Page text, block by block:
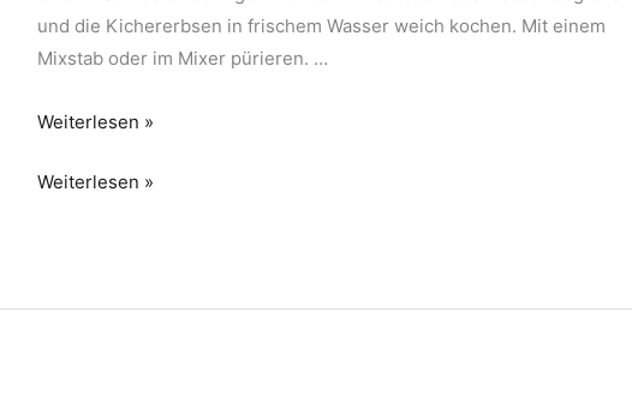
und die Kichererbsen in frischem Wasser weich kochen. Mit einem
Mixstab oder im Mixer pürieren. …
Kichererbsencreme
Weiterlesen »
Kichererbsencreme
Weiterlesen »